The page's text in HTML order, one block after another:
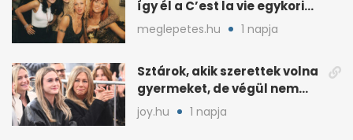
így él a C’est la vie egykori
énekesnője
meglepetes.hu 1 napja
Sztárok, akik szerettek volna
gyermeket, de végül nem
született nekik
joy.hu 1 napja